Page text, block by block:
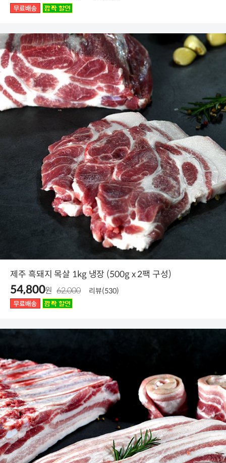
제주 흑돼지 목살 1kg 냉장 (500g x 2팩 구성)
54,800원 62,000 리뷰(530)